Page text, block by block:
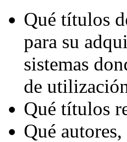
Qué títulos
para su
sistemas
de
Qué títulos
Qué